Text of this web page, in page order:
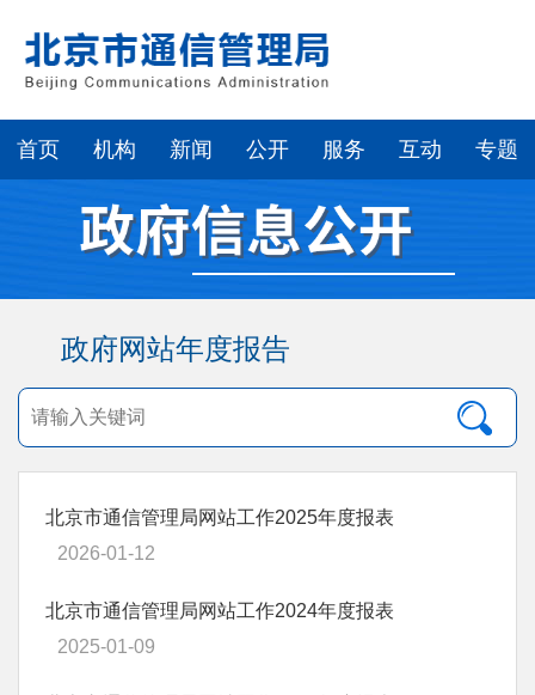
首页 机构 新闻 公开 服务 互动 专题
政府网站年度报告
北京市通信管理局网站工作2025年度报表
2026-01-12
北京市通信管理局网站工作2024年度报表
2025-01-09